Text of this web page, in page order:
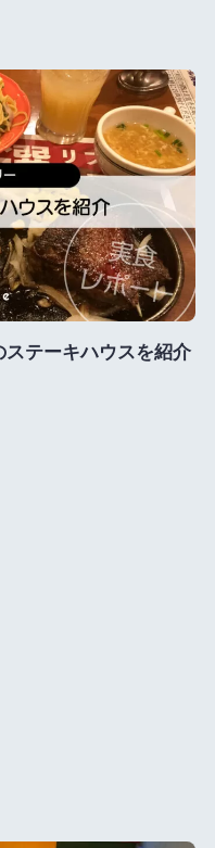
ステーキハウスを紹介